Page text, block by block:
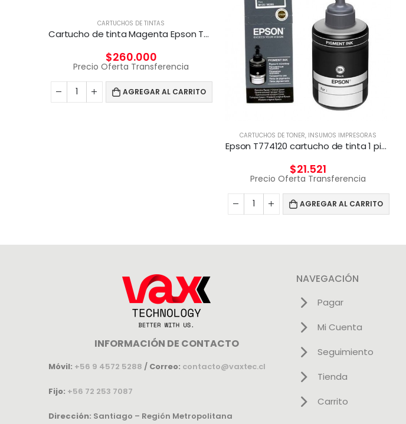
CARTUCHOS DE TINTAS
Cartucho de tinta Magenta Epson T6943 de 700ml
$260.000
Precio Oferta Transferencia
AGREGAR AL CARRITO
CARTUCHOS DE TONER, INSUMOS IMPRESORAS
Epson T774120 cartucho de tinta 1 pieza(s) Original Negro
$21.521
Precio Oferta Transferencia
AGREGAR AL CARRITO
INFORMACIÓN DE CONTACTO
Móvil: +56 9 4572 5288 / Correo: contacto@vaxtec.cl
Fijo: +56 72 253 7087
Dirección: Santiago – Región Metropolitana
NAVEGACIÓN
Pagar
Mi Cuenta
Seguimiento
Tienda
Carrito